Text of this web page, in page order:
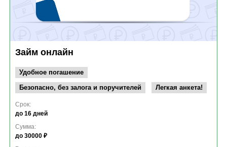
Займ онлайн
Удобное погашение
Безопасно, без залога и поручителей
Легкая анкета!
Срок:
до 16 дней
Сумма:
до 30000 ₽